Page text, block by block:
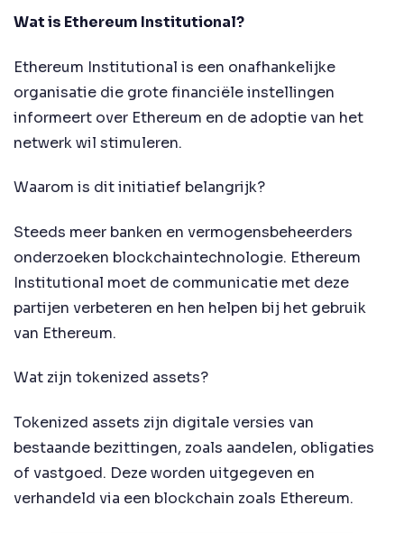
Wat is Ethereum Institutional?
Ethereum Institutional is een onafhankelijke
organisatie die grote financiële instellingen
informeert over Ethereum en de adoptie van het
netwerk wil stimuleren.
Waarom is dit initiatief belangrijk?
Steeds meer banken en vermogensbeheerders
onderzoeken blockchaintechnologie. Ethereum
Institutional moet de communicatie met deze
partijen verbeteren en hen helpen bij het gebruik
van Ethereum.
Wat zijn tokenized assets?
Tokenized assets zijn digitale versies van
bestaande bezittingen, zoals aandelen, obligaties
of vastgoed. Deze worden uitgegeven en
verhandeld via een blockchain zoals Ethereum.